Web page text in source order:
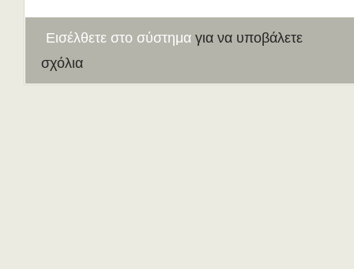
Εισέλθετε στο σύστημα για να υποβάλετε
σχόλια